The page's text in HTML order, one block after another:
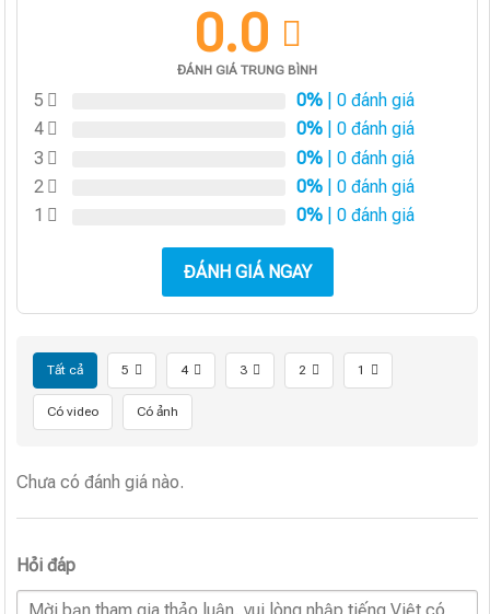
0.0
ĐÁNH GIÁ TRUNG BÌNH
5 0% | 0 đánh giá
4
0% | 0 đánh giá
3
0% | 0 đánh giá
2
0% | 0 đánh giá
1
0% | 0 đánh giá
ĐÁNH GIÁ NGAY
Tất cả 5 4 3 2 1
Có video Có ảnh
Chưa có đánh giá nào.
Hỏi đáp